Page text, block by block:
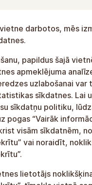
darbotos, mēs
papildus šajā
apmeklējuma
uzlabošanai var
sīkdatnes. Lai
sīkdatņu politiku,
pogas “Vairāk
visām sīkdatnēm,
vai noraidīt,
lietotājs